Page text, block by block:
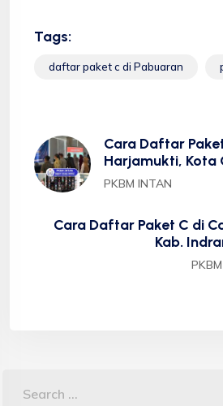
Tags:
daftar paket c di Pabuaran
Cara Daftar
Harjamukti, Kota
PKBM INTAN
Cara Daftar Paket C di
Kab.